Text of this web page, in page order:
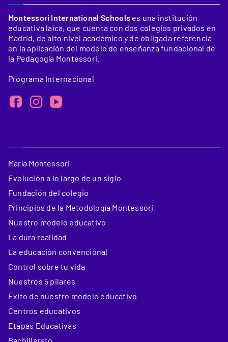
Montessori International Schools es una institución
educativa laica, que cuenta con dos colegios privados en
Madrid, de alto nivel académico y de obligada referencia
en la aplicación del modelo de enseñanza fundacional de
la Pedagogía Montessori.
Programa Internacional
María Montessori
Evolución a lo largo de un siglo
Fundación del colegio
Principios de la Metodología Montessori
Nuestro modelo educativo
La dura realidad
La educación convencional
Control sobre tu vida
Nuestros 5 pilares
Éxito de nuestro modelo educativo
Centros educativos
Etapas Educativas
Bachillerato